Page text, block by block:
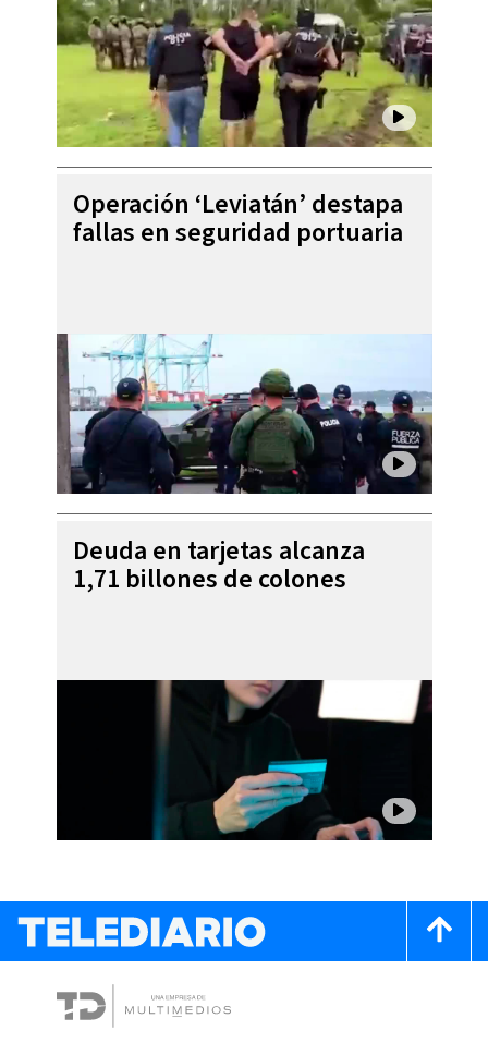
Operación ‘Leviatán’ destapa
fallas en seguridad portuaria
Deuda en tarjetas alcanza
1,71 billones de colones